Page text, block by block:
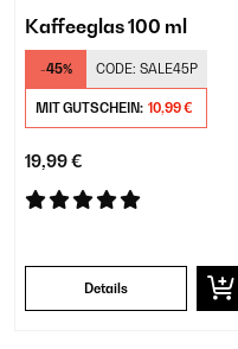
Kaffeeglas 100 ml
-45% CODE: SALE45P
MIT GUTSCHEIN: 10,99 €
19,99 €
Details